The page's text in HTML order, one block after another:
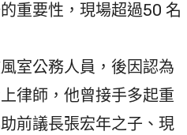
重要性，現場超過50 名
室公務人員，後因認為
律師，他曾接手多起重
前議長張宏年之子、現